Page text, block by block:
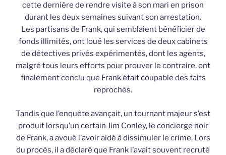
cette dernière de rendre visite à son mari en prison
durant les deux semaines suivant son arrestation.
Les partisans de Frank, qui semblaient bénéficier de
fonds illimités, ont loué les services de deux cabinets
de détectives privés expérimentés, dont les agents,
malgré tous leurs efforts pour prouver le contraire, ont
finalement conclu que Frank était coupable des faits
reprochés.
Tandis que l’enquête avançait, un tournant majeur s’est
produit lorsqu’un certain Jim Conley, le concierge noir
de Frank, a avoué l’avoir aidé à dissimuler le crime. Lors
du procès, il a déclaré que Frank l’avait souvent recruté